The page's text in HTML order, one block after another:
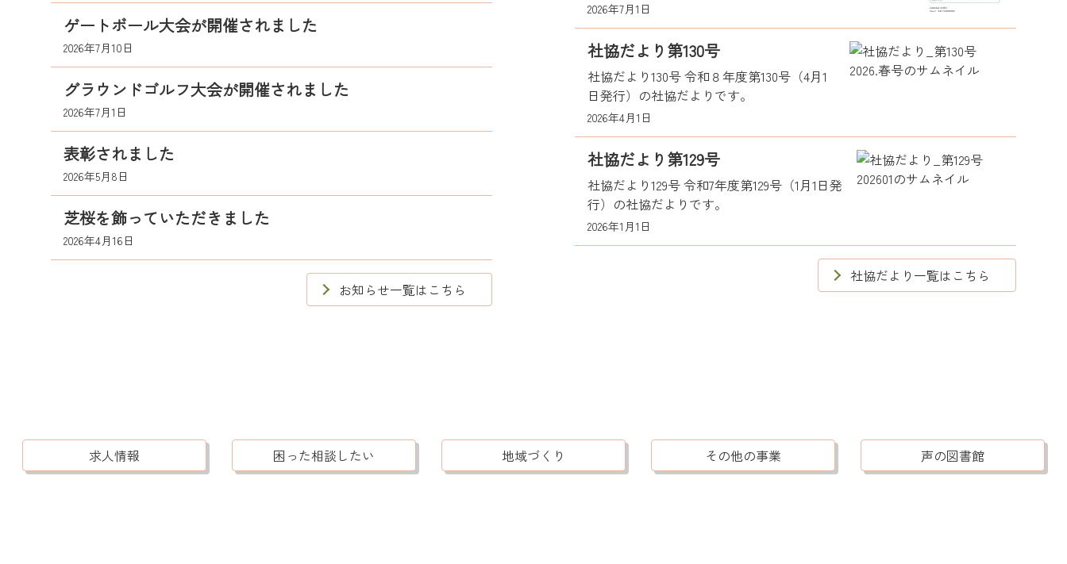
2026年7月10日
ゲートボール大会が開催されました
2026年7月1日
グラウンドゴルフ大会が開催されました
2026年5月8日
表彰されました
2026年4月16日
芝桜を飾っていただきました
お知らせ一覧はこちら
2026年7月1日
2026年4月1日
社協だより第130号
社協だより130号 令和８年度第130号（4月1
日発行）の社協だよりです。
2026年1月1日
社協だより第129号
社協だより129号 令和7年度第129号（1月1日発
行）の社協だよりです。
社協だより一覧はこちら
求人情報 困った相談したい 地域づくり その他の事業 声の図書館